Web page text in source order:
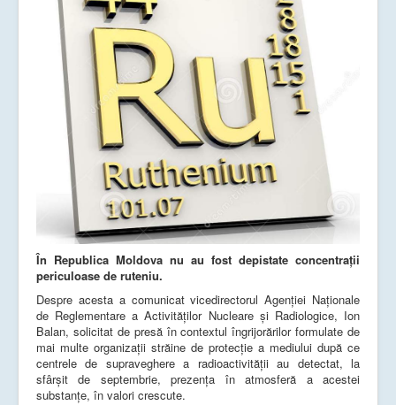
În Republica Moldova nu au fost depistate concentrații
periculoase de ruteniu.
Despre acesta a comunicat vicedirectorul Agenției Naționale
de Reglementare a Activităților Nucleare și Radiologice, Ion
Balan, solicitat de presă în contextul îngrijorărilor formulate de
mai multe organizații străine de protecție a mediului după ce
centrele de supraveghere a radioactivităţii au detectat, la
sfârșit de septembrie, prezenţa în atmosferă a acestei
substanţe, în valori crescute.